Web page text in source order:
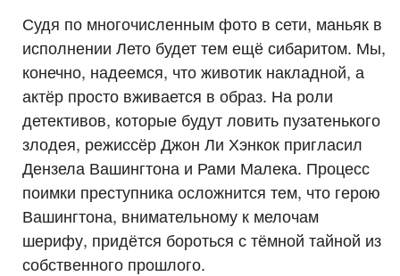
Судя по многочисленным фото в сети, маньяк в
исполнении Лето будет тем ещё сибаритом. Мы,
конечно, надеемся, что животик накладной, а
актёр просто вживается в образ. На роли
детективов, которые будут ловить пузатенького
злодея, режиссёр Джон Ли Хэнкок пригласил
Дензела Вашингтона и Рами Малека. Процесс
поимки преступника осложнится тем, что герою
Вашингтона, внимательному к мелочам
шерифу, придётся бороться с тёмной тайной из
собственного прошлого.